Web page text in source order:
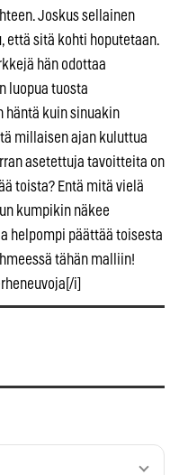
Joskus sellainen
että sitä kohti hoputetaan.
hän odottaa
luopua tuosta
häntä kuin sinuakin
millaisen ajan kuluttua
asetettuja tavoitteita on
toista? Entä mitä vielä
kumpikin näkee
helpompi päättää toisesta
tähän malliin!
i]